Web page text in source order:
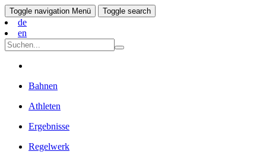
Toggle navigation Menü Toggle search
de
en
Bahnen
Athleten
Ergebnisse
Regelwerk